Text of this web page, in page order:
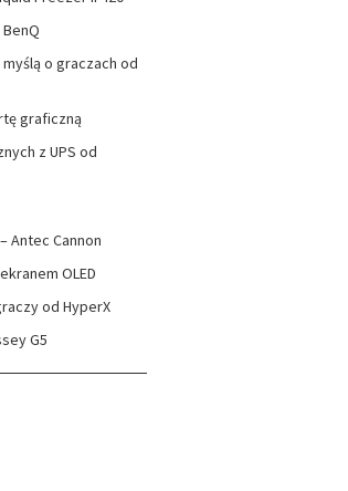
o graczach od
graficzną
z UPS od
Antec Cannon
OLED
od HyperX
G5